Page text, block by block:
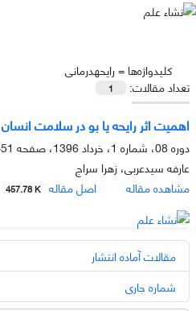
کلیدواژه‌ها =رایحهدرمانی
تعداد مقالات:
1
اهمیت اثر رایحه یا بو در سلامت انسان
دوره 08، شماره 1، خرداد 1396، صفحه
51-55
عارفه سیدعربی، زهرا سراج
مشاهده مقاله
اصل مقاله 457.78 K
مقالات آماده انتشار
شماره جاری